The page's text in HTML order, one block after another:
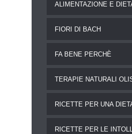
ALIMENTAZIONE E
FIORI DI BACH
FA BENE PERCHÈ
TERAPIE NATURALI
RICETTE PER UNA
RICETTE PER LE